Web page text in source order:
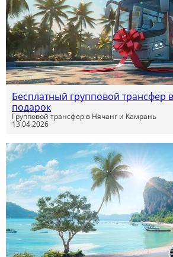
Бесплатный групповой трансфер
подарок
Групповой трансфер в Нячанг и Камрань
13.04.2026